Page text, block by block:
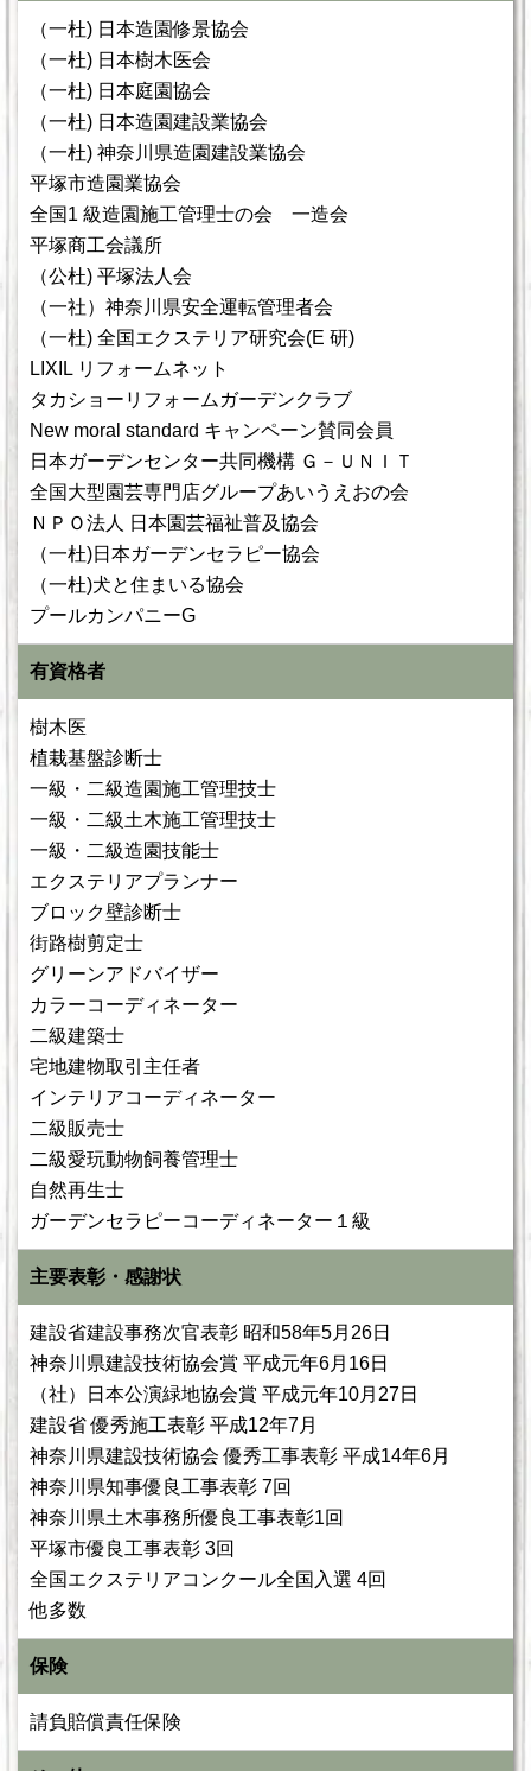
（一杜) 日本造園修景協会
（一杜) 日本樹木医会
（一杜) 日本庭園協会
（一杜) 日本造園建設業協会
（一杜) 神奈川県造園建設業協会
平塚市造園業協会
全国1 級造園施工管理士の会 一造会
平塚商工会議所
（公杜) 平塚法人会
（一社）神奈川県安全運転管理者会
（一杜) 全国エクステリア研究会(E 研)
LIXIL リフォームネット
タカショーリフォームガーデンクラブ
New moral standard キャンペーン賛同会員
日本ガーデンセンター共同機構 Ｇ－ＵＮＩＴ
全国大型園芸専門店グループあいうえおの会
ＮＰＯ法人 日本園芸福祉普及協会
（一杜)日本ガーデンセラピー協会
（一杜)犬と住まいる協会
プールカンパニーG
有資格者
樹木医
植栽基盤診断士
一級・二級造園施工管理技士
一級・二級土木施工管理技士
一級・二級造園技能士
エクステリアプランナー
ブロック壁診断士
街路樹剪定士
グリーンアドバイザー
カラーコーディネーター
二級建築士
宅地建物取引主任者
インテリアコーディネーター
二級販売士
二級愛玩動物飼養管理士
自然再生士
ガーデンセラピーコーディネーター１級
主要表彰・感謝状
建設省建設事務次官表彰 昭和58年5月26日
神奈川県建設技術協会賞 平成元年6月16日
（社）日本公演緑地協会賞 平成元年10月27日
建設省 優秀施工表彰 平成12年7月
神奈川県建設技術協会 優秀工事表彰 平成14年6月
神奈川県知事優良工事表彰 7回
神奈川県土木事務所優良工事表彰1回
平塚市優良工事表彰 3回
全国エクステリアコンクール全国入選 4回
他多数
保険
請負賠償責任保険